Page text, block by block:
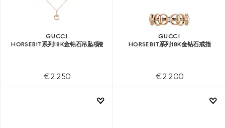
GUCCI
HORSEBIT系列18K金钻石吊坠项链
€ 2.250
GUCCI
HORSEBIT系列18K金钻石戒指
€ 2.200